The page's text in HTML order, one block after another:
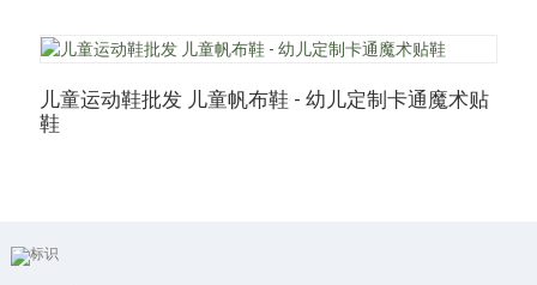
儿童运动鞋批发 儿童帆布鞋 - 幼儿定制卡通魔术贴
鞋